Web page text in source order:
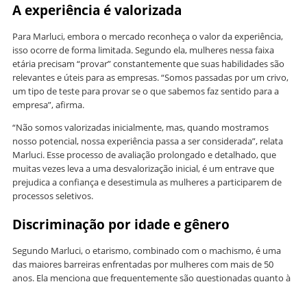
A experiência é valorizada
Para Marluci, embora o mercado reconheça o valor da experiência,
isso ocorre de forma limitada. Segundo ela, mulheres nessa faixa
etária precisam “provar” constantemente que suas habilidades são
relevantes e úteis para as empresas. “Somos passadas por um crivo,
um tipo de teste para provar se o que sabemos faz sentido para a
empresa”, afirma.
“Não somos valorizadas inicialmente, mas, quando mostramos
nosso potencial, nossa experiência passa a ser considerada”, relata
Marluci. Esse processo de avaliação prolongado e detalhado, que
muitas vezes leva a uma desvalorização inicial, é um entrave que
prejudica a confiança e desestimula as mulheres a participarem de
processos seletivos.
Discriminação por idade e gênero
Segundo Marluci, o etarismo, combinado com o machismo, é uma
das maiores barreiras enfrentadas por mulheres com mais de 50
anos. Ela menciona que frequentemente são questionadas quanto à